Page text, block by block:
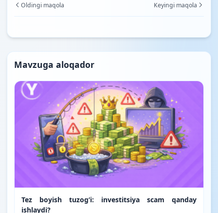
Oldingi maqola Keyingi maqola
Mavzuga aloqador
Tez boyish tuzog‘i: investitsiya scam qanday
ishlaydi?